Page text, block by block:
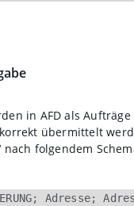
in AFD als Aufträge
übermittelt
nach folgendem
Adresse;